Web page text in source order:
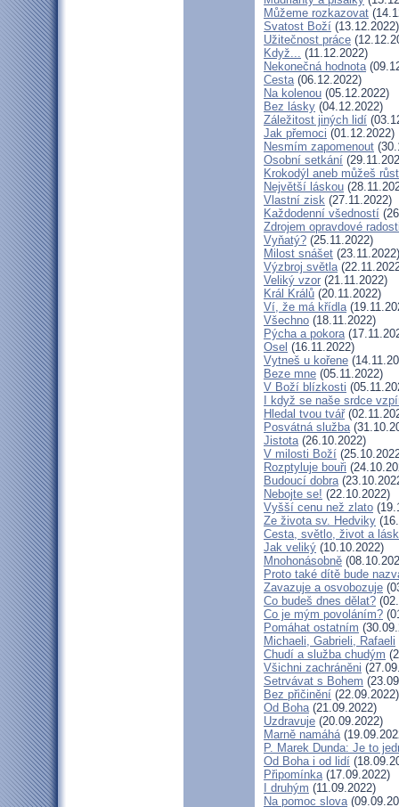
Můžeme rozkazovat
Svatost Boží (13.12.2022)
Užitečnost práce
Když... (11.12.2022)
Nekonečná hodnota
Cesta(06.12.2022)
Na kolenou (05.12.2022)
Bez lásky (04.12.2022)
Záležitost jiných lidí
Jak přemoci (01.12.2022)
Nesmím zapomenout
Osobní setkání
Krokodýl aneb můžeš
Největší láskou
Vlastní zisk (27.11.2022)
Každodenní všedností
Zdrojem opravdové
Vyňatý? (25.11.2022)
Milost snášet (23.11.2022)
Výzbroj světla
Veliký vzor (21.11.2022)
Král Králů (20.11.2022)
Ví, že má křídla
Všechno (18.11.2022)
Pýcha a pokora
Osel (16.11.2022)
Vytneš u kořene
Beze mne (05.11.2022)
V Boží blízkosti
I když se naše srdce
Hledal tvou tvář
Posvátná služba
Jistota(26.10.2022)
V milosti Boží
Rozptyluje bouři
Budoucí dobra
Nebojte se! (22.10.2022)
Vyšší cenu než zlato
Ze života sv. Hedviky
Cesta, světlo, život a
Jak veliký (10.10.2022)
Mnohonásobně
Proto také dítě bude
Zavazuje a osvobozuje
Co budeš dnes dělat?
Co je mým povoláním?
Pomáhat ostatním
Michaeli, Gabrieli, Rafaeli
Chudí a služba chudým
Všichni zachráněni
Setrvávat s Bohem
Bez přičinění (22.09.2022)
Od Boha(21.09.2022)
Uzdravuje (20.09.2022)
Marně namáhá
P. Marek Dunda: Je to
Od Boha i od lidí
Připomínka(17.09.2022)
I druhým (11.09.2022)
Na pomoc slova